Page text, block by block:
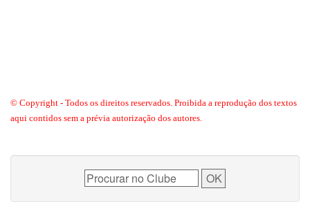
© Copyright - Todos os direitos reservados. Proibida a reprodução dos textos
aqui contidos sem a prévia autorização dos autores.